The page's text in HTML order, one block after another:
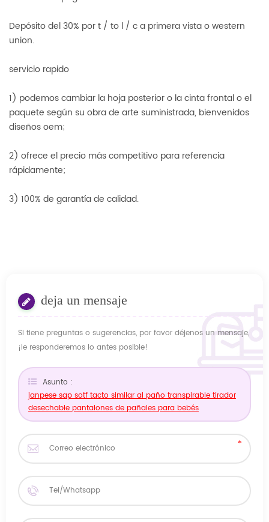
Depósito del 30% por t / to l / c a primera vista o western
union.
servicio rapido
1) podemos cambiar la hoja posterior o la cinta frontal o el
paquete según su obra de arte suministrada, bienvenidos
diseños oem;
2) ofrece el precio más competitivo para referencia
rápidamente;
3) 100% de garantía de calidad.
deja un mensaje
Si tiene preguntas o sugerencias, por favor déjenos un mensaje,
¡le responderemos lo antes posible!
Asunto :
janpese sap sotf tacto similar al paño transpirable tirador
desechable pantalones de pañales para bebés